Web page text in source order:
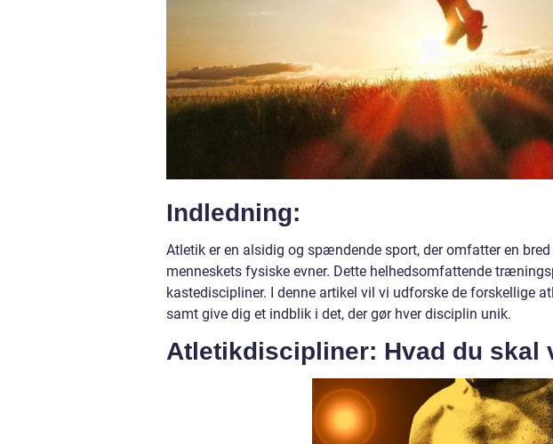
Indledning:
Atletik er en alsidig og spændende sport, der omfatter en
menneskets fysiske evner. Dette helhedsomfattende
kastediscipliner. I denne artikel vil vi udforske de forskellige
samt give dig et indblik i det, der gør hver disciplin unik.
Atletikdiscipliner: Hvad du skal